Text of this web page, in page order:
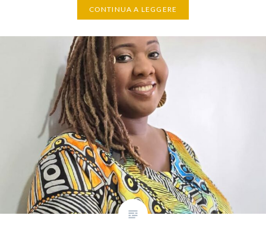
CONTINUA A LEGGERE